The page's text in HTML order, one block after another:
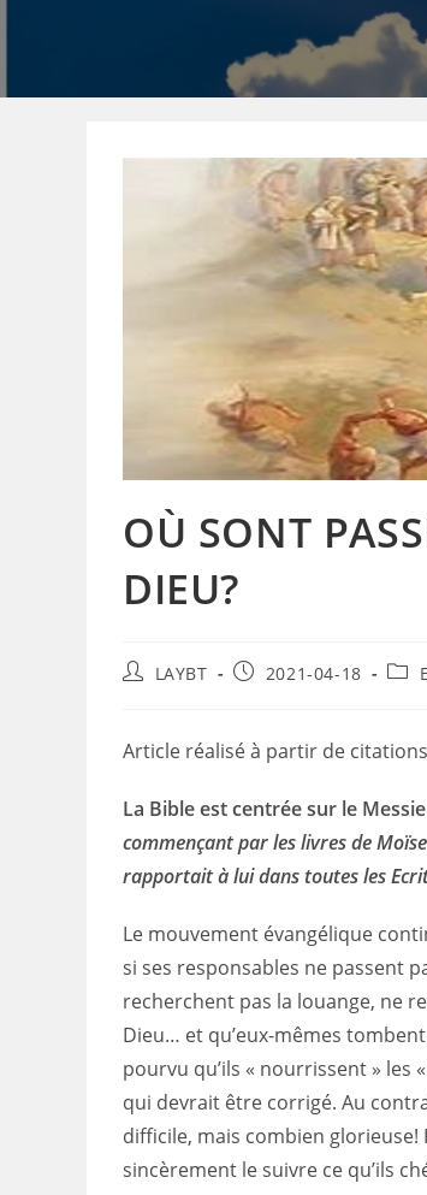
OÙ SONT
DIEU?
Auteur/autrice
publication :
LAYBT
Publication
2021-04-18
Post
Article réalisé à partir de
La Bible est centrée sur le
commençant par les livres de
rapportait à lui dans toutes les
Le mouvement évangélique
si ses responsables ne passent
recherchent pas la louange, ne
Dieu… et qu’eux-mêmes
pourvu qu’ils « nourrissent »
qui devrait être corrigé. Au
difficile, mais combien
sincèrement le suivre ce qu’ils